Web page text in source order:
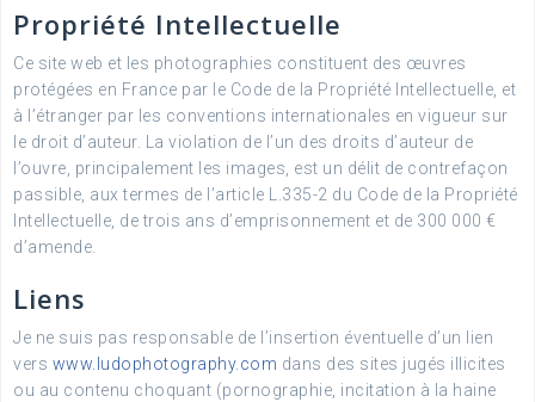
Propriété Intellectuelle
Ce site web et les photographies constituent des œuvres
protégées en France par le Code de la Propriété Intellectuelle, et
à l’étranger par les conventions internationales en vigueur sur
le droit d’auteur. La violation de l’un des droits d’auteur de
l’ouvre, principalement les images, est un délit de contrefaçon
passible, aux termes de l’article L.335-2 du Code de la Propriété
Intellectuelle, de trois ans d’emprisonnement et de 300 000 €
d’amende.
Liens
Je ne suis pas responsable de l’insertion éventuelle d’un lien
vers www.ludophotography.com dans des sites jugés illicites
ou au contenu choquant (pornographie, incitation à la haine